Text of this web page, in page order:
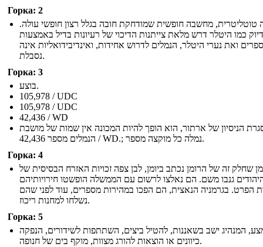
Горка: 2
טוטליטרית, מחשבה חופשית שמודחקת חובה בגלל רצון חופשי עולה.
כמו היטלר דרש מלאת צייתנות הדיכוי של רעיונות בדיל באמצעות
ואת נערי היטלר, הנמלים לדרוש אחידות, ואינדיבידואליות אינה
נסבלת.
Горка: 3
בוצע.
105,978 / UDC
105,978 / UDC
42,436 / WD
הניסיון של ארתור, הוא הופך להיות המכונה אין שמות של מושבת
הנמלים מספר 42,436 / WD.; נמלה כל מוקצה מספר.
Горка: 4
שחלק זה של הרומן נכתב ביומן, לבן צפה זכויות האזרח הבסיסית של
גנבו משם. הם נאלצו לרשום עם הממשלה הופשטו חירויותיהם
הפרט. בגרמניה הנאצית, הם הפכו במהירות מספרים, עוד לפני שהם
נשלחו למחנות ריכוז.
Горка: 5
המנהיג ישב בשאננות, להטיל ביצים, השתתפות לשידורים, הנפקה
כיוונים או הוצאות להורג מצוות, מוקף בים של חנופה.